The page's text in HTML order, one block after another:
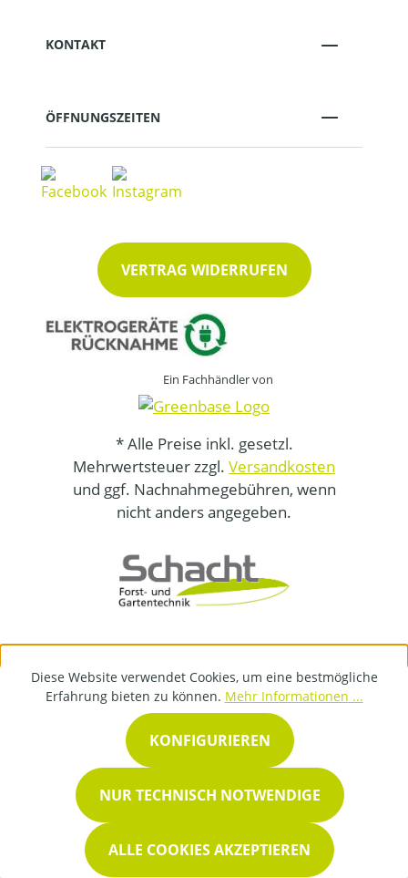
KONTAKT
ÖFFNUNGSZEITEN
VERTRAG WIDERRUFEN
Ein Fachhändler von
* Alle Preise inkl. gesetzl.
Mehrwertsteuer zzgl. Versandkosten
und ggf. Nachnahmegebühren, wenn
nicht anders angegeben.
Diese Website verwendet Cookies, um eine bestmögliche
Erfahrung bieten zu können. Mehr Informationen ...
NUR TECHNISCH NOTWENDIGE
KONFIGURIEREN
ALLE COOKIES AKZEPTIEREN